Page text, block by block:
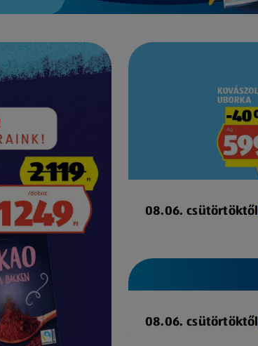
08.06. csütörtöktől
08.06. csütörtöktől